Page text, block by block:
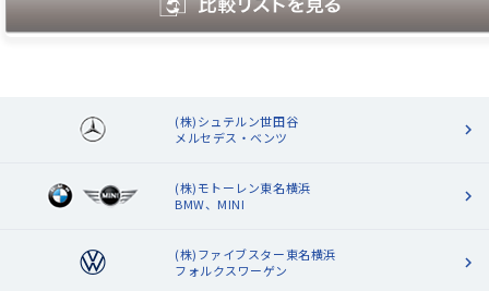
(株)シュテルン世田谷
メルセデス・ベンツ
(株)モトーレン東名横浜
BMW、MINI
(株)ファイブスター東名横浜
フォルクスワーゲン